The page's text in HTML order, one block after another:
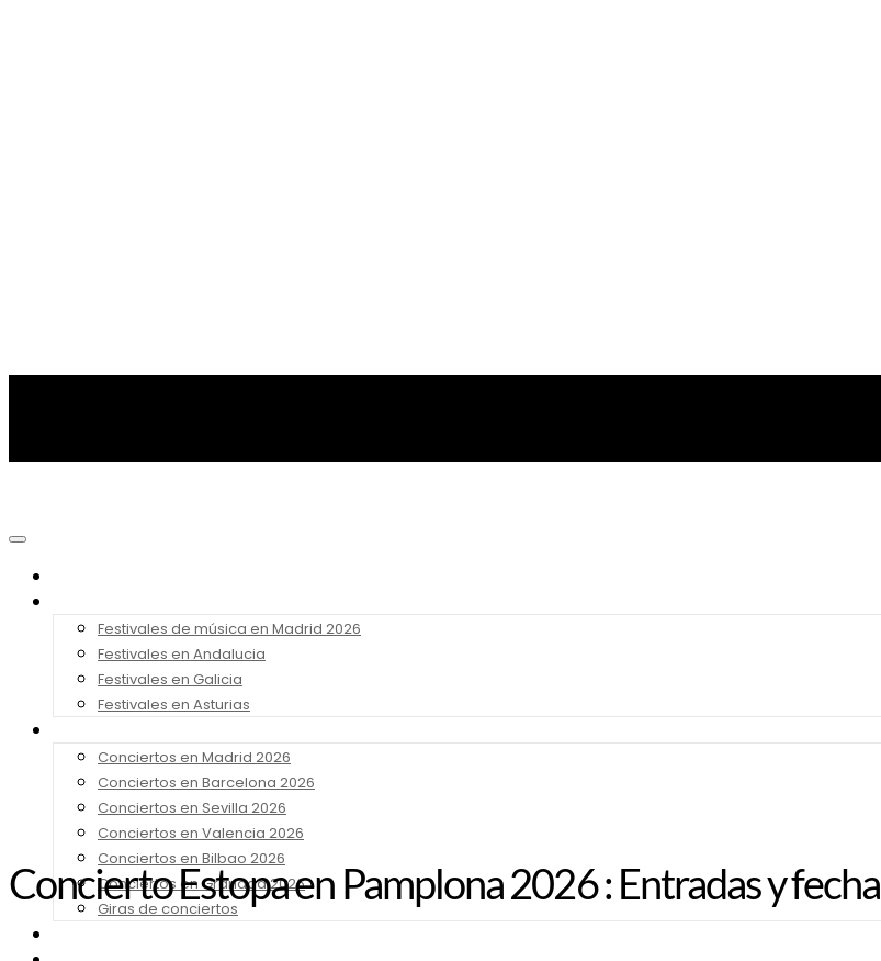
Festivales de música en Madrid 2026
Festivales en Andalucia
Festivales en Galicia
Festivales en Asturias
Conciertos en Madrid 2026
Conciertos en Barcelona 2026
Conciertos en Sevilla 2026
Conciertos en Valencia 2026
Conciertos en Bilbao 2026
Conciertos en Granada 2026
Giras de conciertos
Concierto Estopa en Pamplona 2026 : Entradas y fecha